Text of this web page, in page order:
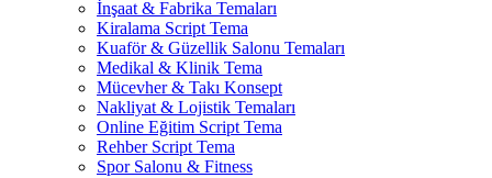
İnşaat & Fabrika Temaları
Kiralama Script Tema
Kuaför & Güzellik Salonu Temaları
Medikal & Klinik Tema
Mücevher & Takı Konsept
Nakliyat & Lojistik Temaları
Online Eğitim Script Tema
Rehber Script Tema
Spor Salonu & Fitness